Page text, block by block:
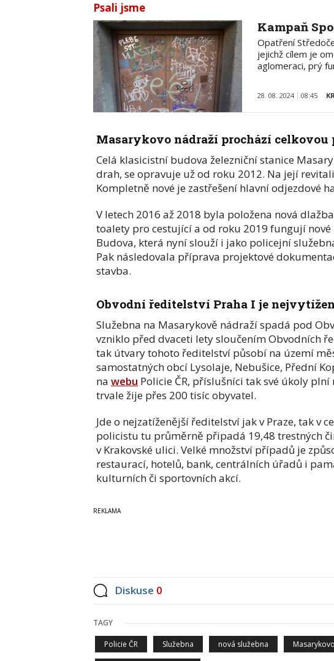
Psali jsme
Kampaň
Opatření
jejichž cílem je
aglomeraci, prý
28. 08. 2024 08:45
Masarykovo nádraží prochází celkovou
Celá klasicistní budova železniční stanice
drah, se opravuje už od roku 2012. Na její
Kompletně nové je zastřešení hlavní odjezdové
V letech 2016 až 2018 byla položena nová
toalety pro cestující a od roku 2019 fungují
Budova, která nyní slouží i jako policejní
Pak následovala příprava projektové
stavba.
Obvodní ředitelství Praha I je
Služebna na Masarykově nádraží spadá pod
vzniklo před dvaceti lety sloučením Obvodních
tak útvary tohoto ředitelství působí na území
samostatných obcí Lysolaje, Nebušice, Přední
na webu Policie ČR, příslušníci tak své úkoly
trvale žije přes 200 tisíc obyvatel.
Jde o nejzatíženější ředitelství jak v Praze, tak v
policistu tu průměrně připadá 19,48 trestných
v Krakovské ulici. Velké množství případů je
restaurací, hotelů, bank, centrálních úřadů i
kulturních či sportovních akcí.
Diskuse 0
TAGY
Policie ČR Služebna nová služebna